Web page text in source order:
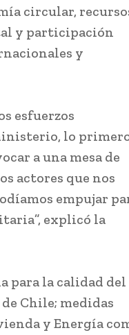
circular,
y participación
y
esfuerzos
lo
a una mesa de
actores que nos
empujar
explicó la
para la calidad del
Chile; medidas
y Energía